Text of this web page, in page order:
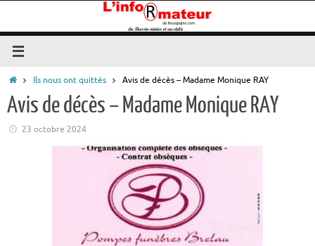
contenu
AccueilIls nous ont quittés Avis de décès – Madame Monique RAY
Avis de décès – Madame Monique RAY
23 octobre 2024